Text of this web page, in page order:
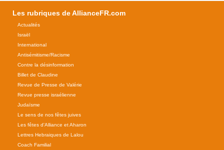
Les rubriques de AllianceFR.com
Actualités
Israël
International
Antisémitisme/Racisme
Contre la désinformation
Billet de Claudine
Revue de Presse de Valérie
Revue presse israélienne
Judaïsme
Le sens de nos fêtes juives
Les fêtes d'Alliance et Aharon
Lettres Hebraiques de Lalou
Coach Familial